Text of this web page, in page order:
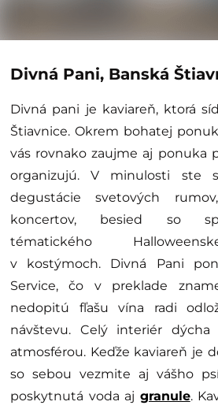
Divná Pani, Banská
Divná pani je kaviareň, ktorá
Štiavnice. Okrem bohatej
vás rovnako zaujme aj ponuka
organizujú. V minulosti ste
degustácie svetových
koncertov, besied so
tématického
v kostýmoch. Divná Pani
Service, čo v preklade
nedopitú fľašu vína radi
návštevu. Celý interiér
atmosférou. Keďže kaviareň je
so sebou vezmite aj vášho
poskytnutá voda aj granule.